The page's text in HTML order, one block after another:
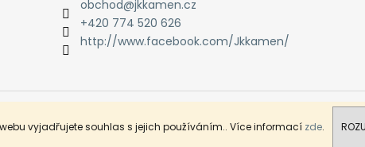
vyjadřujete souhlas s jejich používáním.. Více informací zde.
obchod@jkkamen.cz
+420 774 520 626
http://www.facebook.com/Jkkamen/